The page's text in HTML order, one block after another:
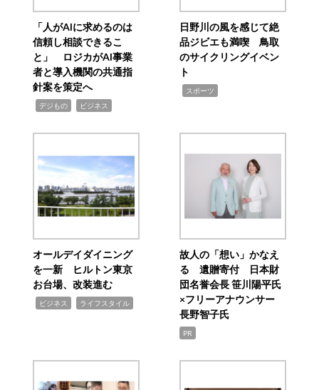
「人がAIに求めるのは
信頼し相談できるこ
と」 ロジカがAI事業
者と導入機関の共通指
針案を策定へ
デジもの ビジネス
日野川の風を感じて絶
品ジビエも満喫 鳥取
のサイクリングイベン
ト
スポーツ
オールデイダイニング
を一新 ヒルトン東京
お台場、改装進む
ビジネス ライフスタイル
故人の「想い」かなえ
る 遺贈寄付 日本財
団名誉会長 笹川陽平氏
×フリーアナウンサー
長野智子氏
PR